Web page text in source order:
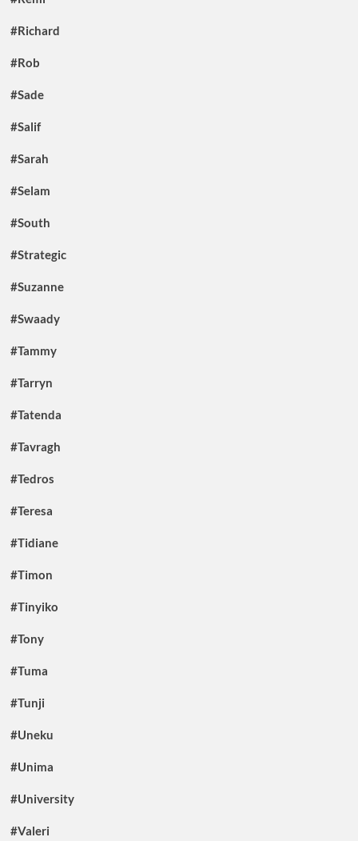
#Richard
#Rob
#Sade
#Salif
#Sarah
#Selam
#South
#Strategic
#Suzanne
#Swaady
#Tammy
#Tarryn
#Tatenda
#Tavragh
#Tedros
#Teresa
#Tidiane
#Timon
#Tinyiko
#Tony
#Tuma
#Tunji
#Uneku
#Unima
#University
#Valeri